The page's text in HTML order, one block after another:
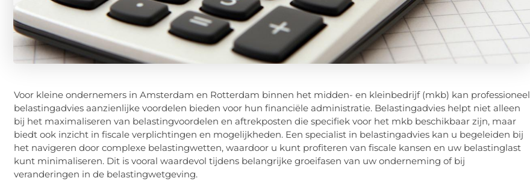
Voor kleine ondernemers in Amsterdam en Rotterdam binnen het midden- en kleinbedrijf (mkb) kan professioneel
belastingadvies aanzienlijke voordelen bieden voor hun financiële administratie. Belastingadvies helpt niet alleen
bij het maximaliseren van belastingvoordelen en aftrekposten die specifiek voor het mkb beschikbaar zijn, maar
biedt ook inzicht in fiscale verplichtingen en mogelijkheden. Een specialist in belastingadvies kan u begeleiden bij
het navigeren door complexe belastingwetten, waardoor u kunt profiteren van fiscale kansen en uw belastinglast
kunt minimaliseren. Dit is vooral waardevol tijdens belangrijke groeifasen van uw onderneming of bij
veranderingen in de belastingwetgeving.